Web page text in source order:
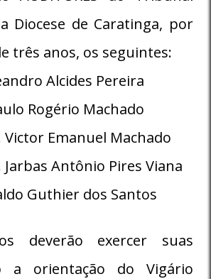
Diocese de Caratinga, por
três anos, os seguintes:
Alcides Pereira
Rogério Machado
Victor Emanuel Machado
Jarbas Antônio Pires Viana
Guthier dos Santos
deverão exercer suas
a orientação do Vigário